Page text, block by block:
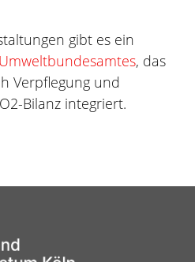
gibt es ein
, das
Verpflegung und
Bilanz integriert.